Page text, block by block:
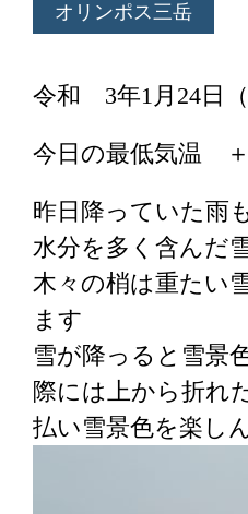
オリンポス三岳
令和 3年1月24日（
今日の最低気
昨日降っていた雨
水分を多く含んだ
木々の梢は重たい
ます
雪が降っると雪景
際には上から折れ
払い雪景色を楽し